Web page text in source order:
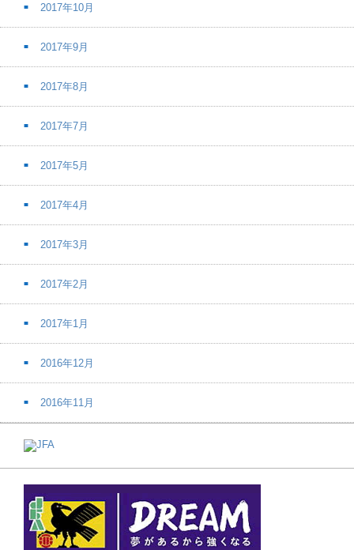
2017年10月
2017年9月
2017年8月
2017年7月
2017年5月
2017年4月
2017年3月
2017年2月
2017年1月
2016年12月
2016年11月